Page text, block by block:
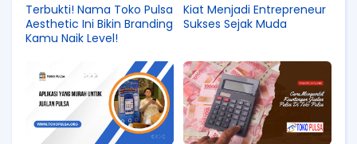
Terbukti! Nama Toko Pulsa
Aesthetic Ini Bikin Branding
Kamu Naik Level!
Kiat Menjadi Entrepreneur
Sukses Sejak Muda